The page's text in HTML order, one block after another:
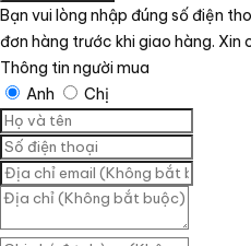
Bạn vui lòng nhập đúng số điện
đơn hàng trước khi giao hàng. Xin
Thông tin người mua
Anh
Chị